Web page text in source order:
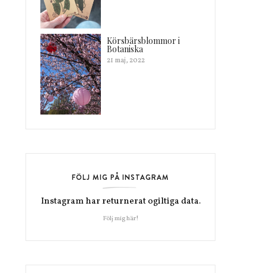
Körsbärsblommor i
Botaniska
21 maj, 2022
FÖLJ MIG PÅ INSTAGRAM
Instagram har returnerat ogiltiga data.
Följ mig här!